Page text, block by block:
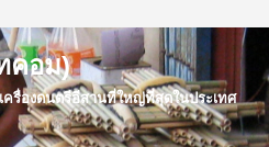
คอม)
รีอีสานที่ใหญ่ที่สุดในประเทศ